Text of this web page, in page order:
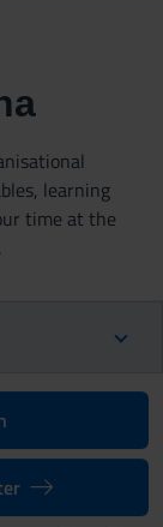
learning
time at the